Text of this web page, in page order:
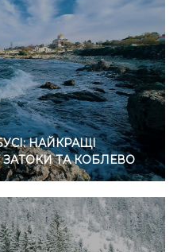
НАЙКРАЩІ
ТА КОБЛЕВО